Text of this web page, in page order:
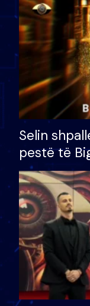
Selin
pestë të
çmimin e